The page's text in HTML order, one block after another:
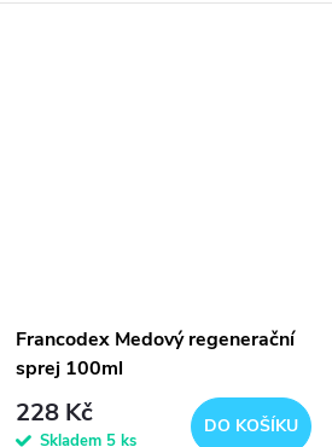
Francodex Medový regenerační
sprej 100ml
228 Kč
Skladem 5 ks
DO KOŠÍKU